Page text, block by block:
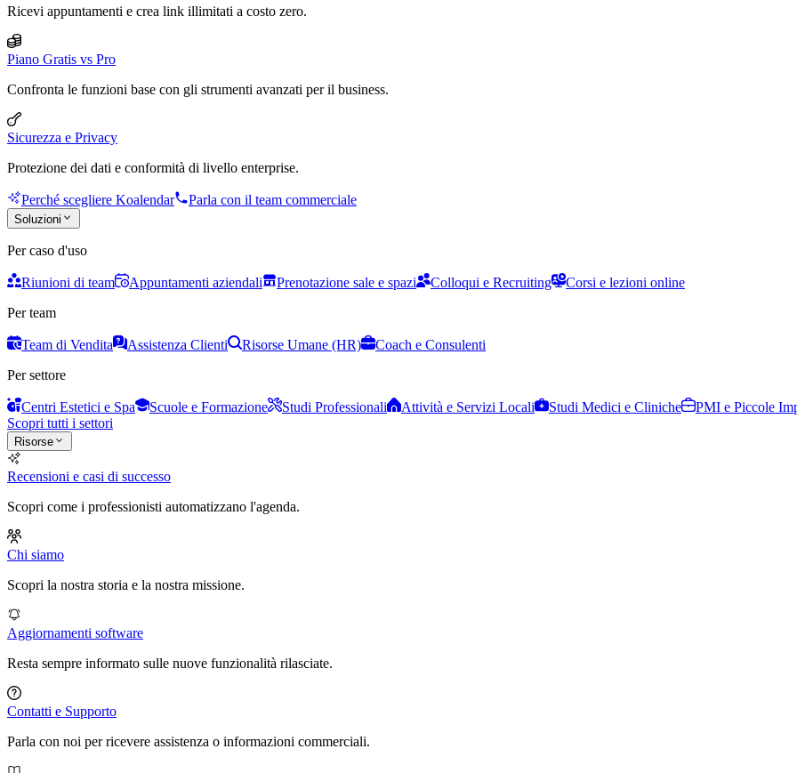
Ricevi appuntamenti e crea link illimitati a costo zero.
Piano Gratis vs Pro
Confronta le funzioni base con gli strumenti avanzati per il business.
Sicurezza e Privacy
Protezione dei dati e conformità di livello enterprise.
Perché scegliere Koalendar Parla con il team commerciale
Soluzioni
Per caso d'uso
Riunioni di team Appuntamenti aziendali Prenotazione sale e spazi Colloqui e Recruiting
Corsi e lezioni online
Per team
Team di Vendita Assistenza Clienti Risorse Umane (HR)
Coach e Consulenti
Per settore
Centri Estetici e Spa Scuole e Formazione Studi Professionali Attività e Servizi Locali Studi Medici e Cliniche
PMI e Piccole
Scopri tutti i settori
Risorse
Recensioni e casi di successo
Scopri come i professionisti automatizzano l'agenda.
Chi siamo
Scopri la nostra storia e la nostra missione.
Aggiornamenti software
Resta sempre informato sulle nuove funzionalità rilasciate.
Contatti e Supporto
Parla con noi per ricevere assistenza o informazioni commerciali.